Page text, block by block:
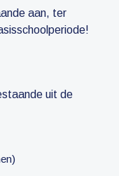
aan, ter
uit de